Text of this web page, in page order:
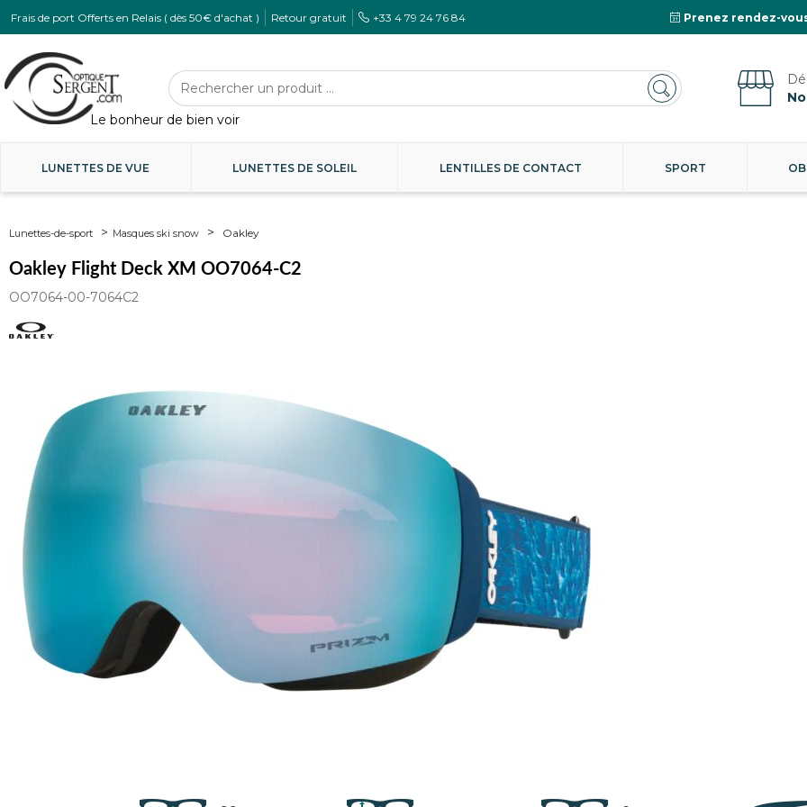
Frais de port Offerts en Relais ( dès 50€ d'achat ) Retour gratuit +33 4 79 24 76 84 Prenez rendez-
LUNETTES DE VUE LUNETTES DE SOLEIL LENTILLES DE CONTACT SPORT
Lunettes-de-sport Masques ski snow Oakley
Oakley Flight Deck XM OO7064-C2
OO7064-00-7064C2